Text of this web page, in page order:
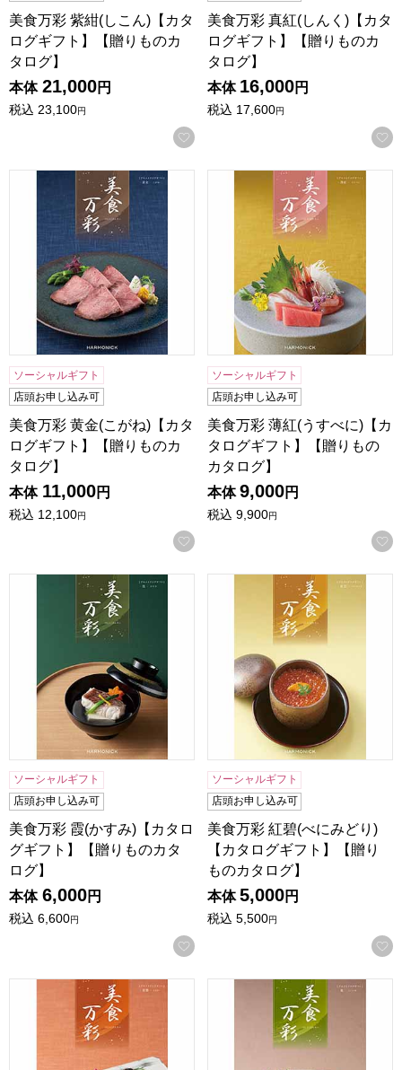
美食万彩 紫紺(しこん)【カタ
ログギフト】【贈りものカ
タログ】
本体 21,000円
税込 23,100円
お気に入りに登録する
美食万彩 真紅(しんく)【カタ
ログギフト】【贈りものカ
タログ】
本体 16,000円
税込 17,600円
美食万彩 黄金(こがね)【カタログギフト】【贈りものカタロ
ソーシャルギフト
店頭お申し込み可
美食万彩 黄金(こがね)【カタ
ログギフト】【贈りものカ
タログ】
本体 11,000円
税込 12,100円
お気に入りに登録する
美食万彩 薄紅(うすべに)【
ソーシャルギフト
店頭お申し込み可
美食万彩 薄紅(うすべに)【カ
タログギフト】【贈りもの
カタログ】
本体 9,000円
税込 9,900円
美食万彩 霞(かすみ)【カタログギフト】【贈りものカタログ
ソーシャルギフト
店頭お申し込み可
美食万彩 霞(かすみ)【カタロ
グギフト】【贈りものカタ
ログ】
本体 6,000円
税込 6,600円
お気に入りに登録する
美食万彩 紅碧(べにみどり)
ソーシャルギフト
店頭お申し込み可
美食万彩 紅碧(べにみどり)
【カタログギフト】【贈り
ものカタログ】
本体 5,000円
税込 5,500円
美食万彩 常磐(ときわ)【カタログギフト】【贈りものカタロ
美食万彩 鶯(うぐいす)【カ